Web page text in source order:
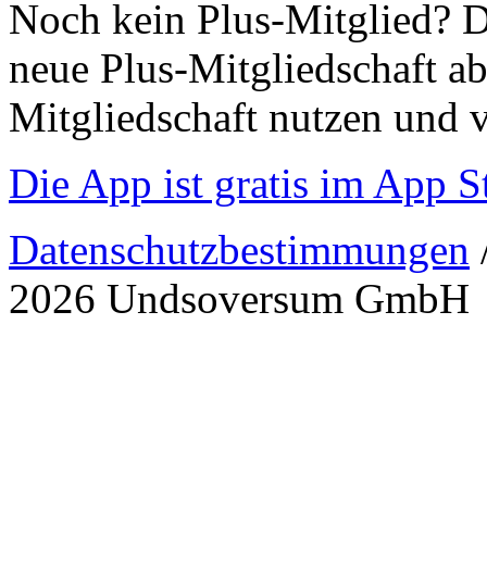
Noch kein Plus-Mitglied?
neue Plus-Mitgliedschaft
Mitgliedschaft nutzen und
Die App ist gratis im App
Datenschutzbestimmungen
2026 Undsoversum GmbH